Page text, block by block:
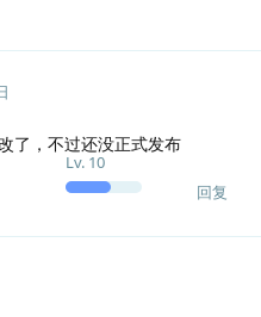
Lv. 10
了，不过还没正式发布
回复